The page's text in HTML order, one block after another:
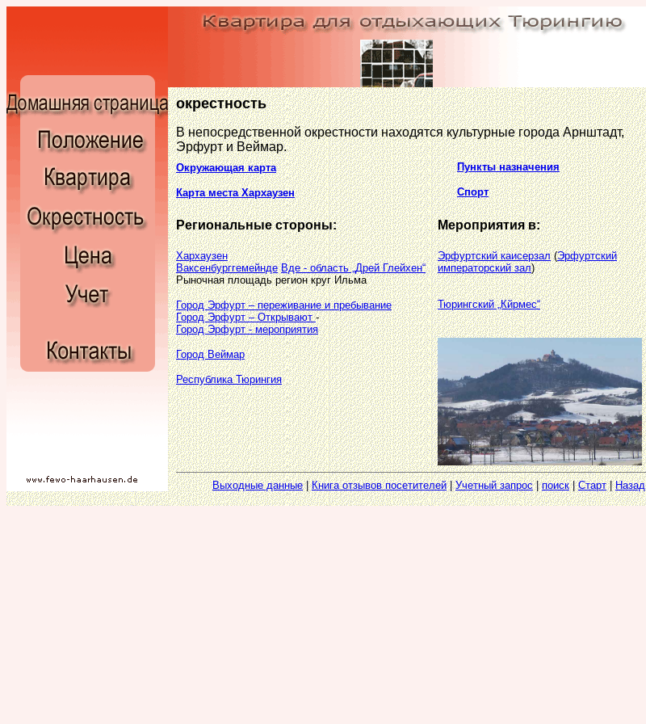
окрестность
В непосредственной окрестности находятся культурные города Арнштадт,
Эрфурт и Веймар.
Пункты назначения
Спорт
Окружающая карта
Карта места Хархаузен
Региональные стороны:
Хархаузен
Ваксенбурггемейнде Вде - область „Дрей Глейхен“
Рыночная площадь регион круг Ильма
Город Эрфурт – переживание и пребывание
Город Эрфурт – Открывают-
Город Эрфурт - мероприятия
Город Веймар
Республика Тюрингия
Мероприятия в:
Эрфуртский каисерзал(Эрфуртский
императорский зал)
Тюрингский „Кйрмес“
Выходные данные|Книга отзывов посетителей|Учетный запрос|поиск|Старт|Назад